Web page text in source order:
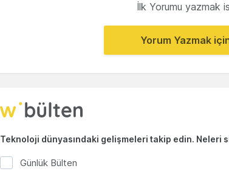
İlk Yorumu yazmak
Yorum Yazmak
Teknoloji dünyasındaki gelişmeleri takip edin. Neleri
Günlük Bülten